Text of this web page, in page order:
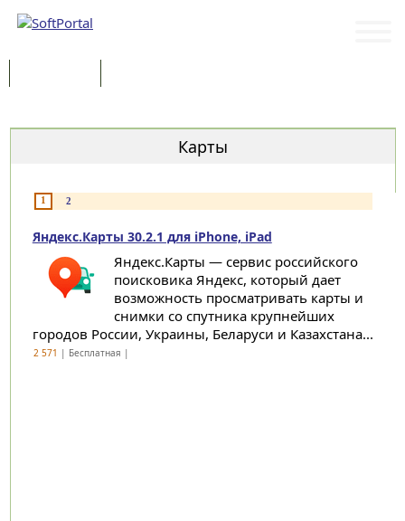
Карты
1 2
Яндекс.Карты 30.2.1 для iPhone, iPad
Яндекс.Карты — сервис российского
поисковика Яндекс, который дает
возможность просматривать карты и
снимки со спутника крупнейших
городов России, Украины, Беларуси и Казахстана...
2 571 | Бесплатная |